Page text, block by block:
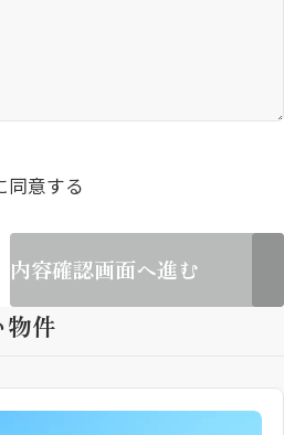
同意する
内容確認画面へ進む
物件